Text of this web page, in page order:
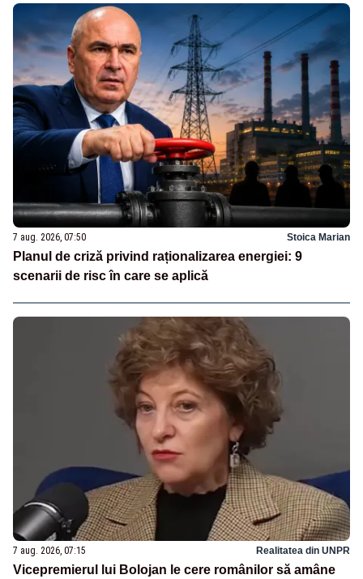
7 aug. 2026, 07:50 Stoica Marian
Planul de criză privind raționalizarea energiei: 9
scenarii de risc în care se aplică
7 aug. 2026, 07:15 Realitatea din UNPR
Vicepremierul lui Bolojan le cere românilor să amâne